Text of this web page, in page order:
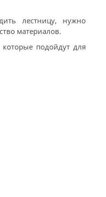
лестницу, нужно
материалов.
подойдут для